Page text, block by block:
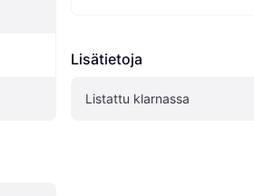
Lisätietoja
Listattu klarnassa